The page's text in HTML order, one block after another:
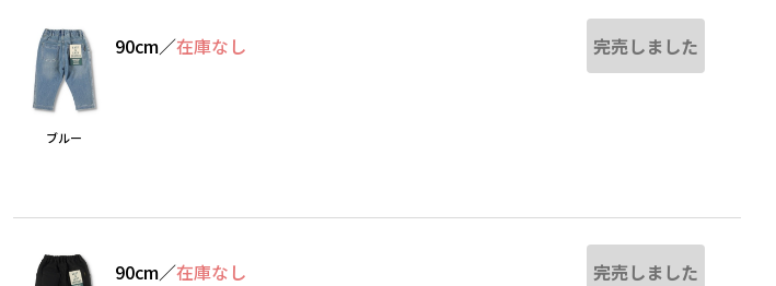
ブルー
90cm／在庫なし 完売しました
90cm／在庫なし 完売しました